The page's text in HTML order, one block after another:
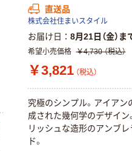
直送品
株式会社住まいスタイル
お届け日 8月21日（金）ま
希望小売価格 ￥4,730 （税込）
￥3,821 （税込）
究極のシンプル。アイアン
成された幾何学のデザイン
リッシュな造形のアンブレ
ド。